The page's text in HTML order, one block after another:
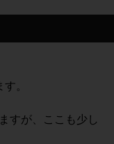
。
すが、ここも少し